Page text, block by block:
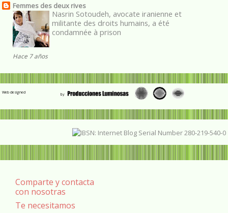
Femmes des deux rives
Nasrin Sotoudeh, avocate iranienne et
militante des droits humains, a été
condamnée à prison
Hace 7 años
Web designed
Comparte y contacta
con nosotras
Te necesitamos